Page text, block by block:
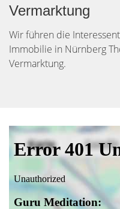
Vermarktung
Wir führen die
Immobilie in Nürnberg
Vermarktung.